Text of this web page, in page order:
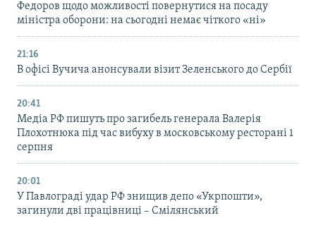
Федоров щодо можливості повернутися на посаду
міністра оборони: на сьогодні немає чіткого «ні»
21:16
В офісі Вучича анонсували візит Зеленського до Сербії
20:41
Медіа РФ пишуть про загибель генерала Валерія
Плохотнюка під час вибуху в московському ресторані 1
серпня
20:01
У Павлограді удар РФ знищив депо «Укрпошти»,
загинули дві працівниці – Смілянський